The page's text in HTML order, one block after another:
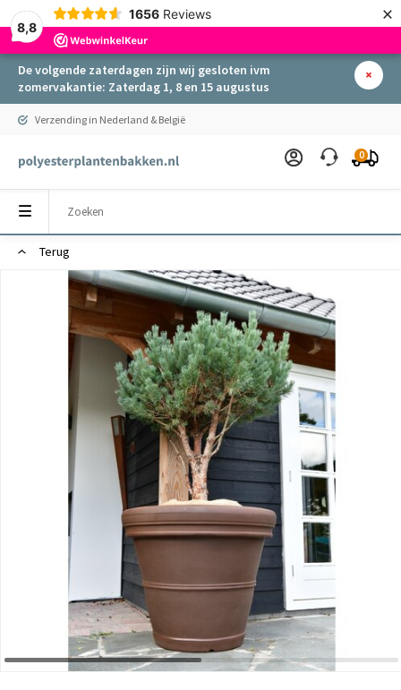
8,8
1656 Reviews ×
De volgende zaterdagen zijn wij gesloten ivm
zomervakantie: Zaterdag 1, 8 en 15 augustus
Verzending in Nederland & België
0
Terug